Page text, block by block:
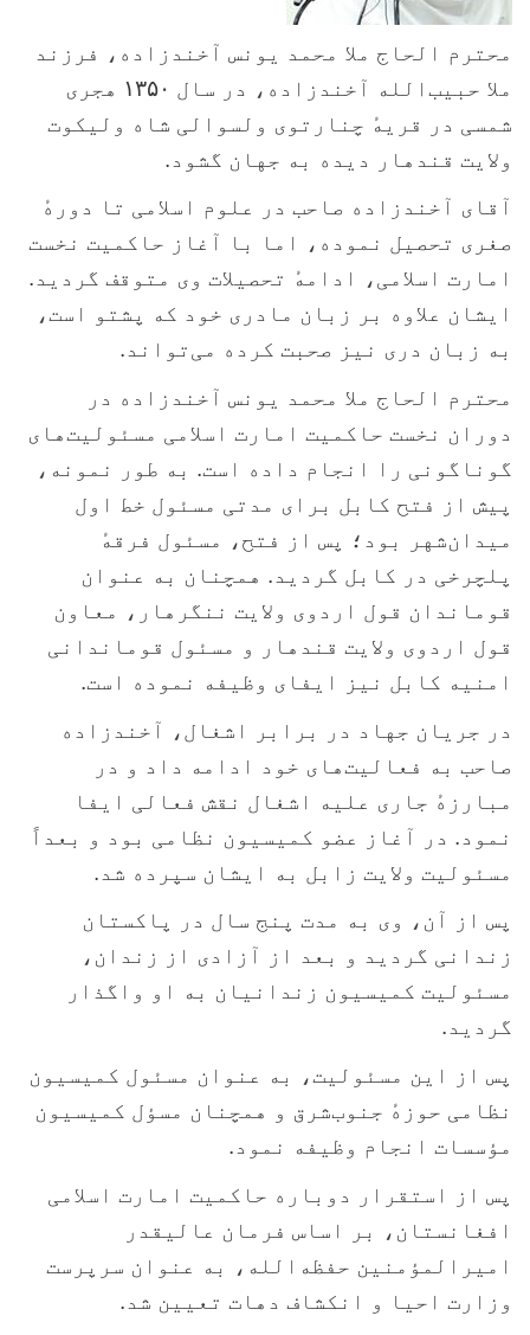
محترم الحاج ملا محمد یونس آخندزاده، فرزند
ملا حبیب‌الله آخندزاده، در سال ۱۳۵۰ هجری
شمسی در قریهٔ چنارتوی ولسوالی شاه ولیکوت
ولایت قندهار دیده به جهان گشود .
آقای آخندزاده صاحب در علوم اسلامی تا دورهٔ
صغری تحصیل نموده، اما با آغاز حاکمیت نخست
امارت اسلامی، ادامهٔ تحصیلات وی متوقف گردید.
ایشان علاوه بر زبان مادری خود که پشتو است،
به زبان دری نیز صحبت کرده می‌تواند.
محترم الحاج ملا محمد یونس آخندزاده در
دوران نخست حاکمیت امارت اسلامی مسئولیت‌های
گوناگونی را انجام داده است. به طور نمونه،
پیش از فتح کابل برای مدتی مسئول خط اول
میدان‌شهر بود؛ پس از فتح، مسئول فرقهٔ
پلچرخی در کابل گردید. همچنان به عنوان
قوماندان قول اردوی ولایت ننگرهار، معاون
قول اردوی ولایت قندهار و مسئول قوماندانی
امنیه کابل نیز ایفای وظیفه نموده است.
در جریان جهاد در برابر اشغال، آخندزاده
صاحب به فعالیت‌های خود ادامه داد و در
مبارزهٔ جاری علیه اشغال نقش فعالی ایفا
نمود. در آغاز عضو کمیسیون نظامی بود و بعداً
مسئولیت ولایت زابل به ایشان سپرده شد .
پس از آن، وی به مدت پنج سال در پاکستان
زندانی گردید و بعد از آزادی از زندان،
مسئولیت کمیسیون زندانیان به او واگذار
گردید.
پس از این مسئولیت، به عنوان مسئول کمیسیون
نظامی حوزهٔ جنوب‌شرق و همچنان مسؤل کمیسیون
مؤسسات انجام وظیفه نمود .
پس از استقرار دوباره حاکمیت امارت اسلامی
افغانستان، بر اساس فرمان عالیقدر
امیرالمؤمنین حفظه‌الله، به عنوان سرپرست
وزارت احیا و انکشاف دهات تعیین شد .